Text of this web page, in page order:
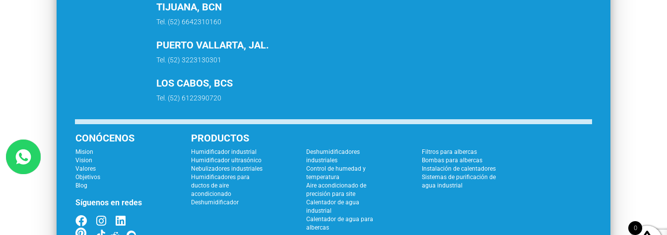
TIJUANA, BCN
Tel. (52) 6642310160
PUERTO VALLARTA, JAL.
Tel. (52) 3223130301
LOS CABOS, BCS
Tel. (52) 6122390720
CONÓCENOS
Mision
Vision
Valores
Objetivos
Blog
Síguenos en redes
PRODUCTOS
Humidificador industrial
Humidificador ultrasónico
Nebulizadores industriales
Humidificadores para
ductos de aire
acondicionado
Deshumidificador
Deshumidificadores
industriales
Control de humedad y
temperatura
Aire acondicionado de
precisión para site
Calentador de agua
industrial
Calentador de agua para
albercas
Filtros para albercas
Bombas para albercas
Instalación de calentadores
Sistemas de purificación de
agua industrial
0